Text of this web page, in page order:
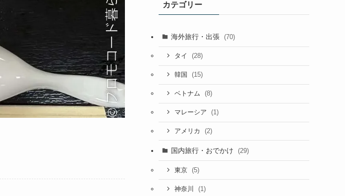
カテゴリー
海外旅行・出張 (70)
タイ (28)
韓国 (15)
ベトナム (8)
マレーシア (1)
アメリカ (2)
国内旅行・おでかけ (29)
東京 (5)
神奈川 (1)